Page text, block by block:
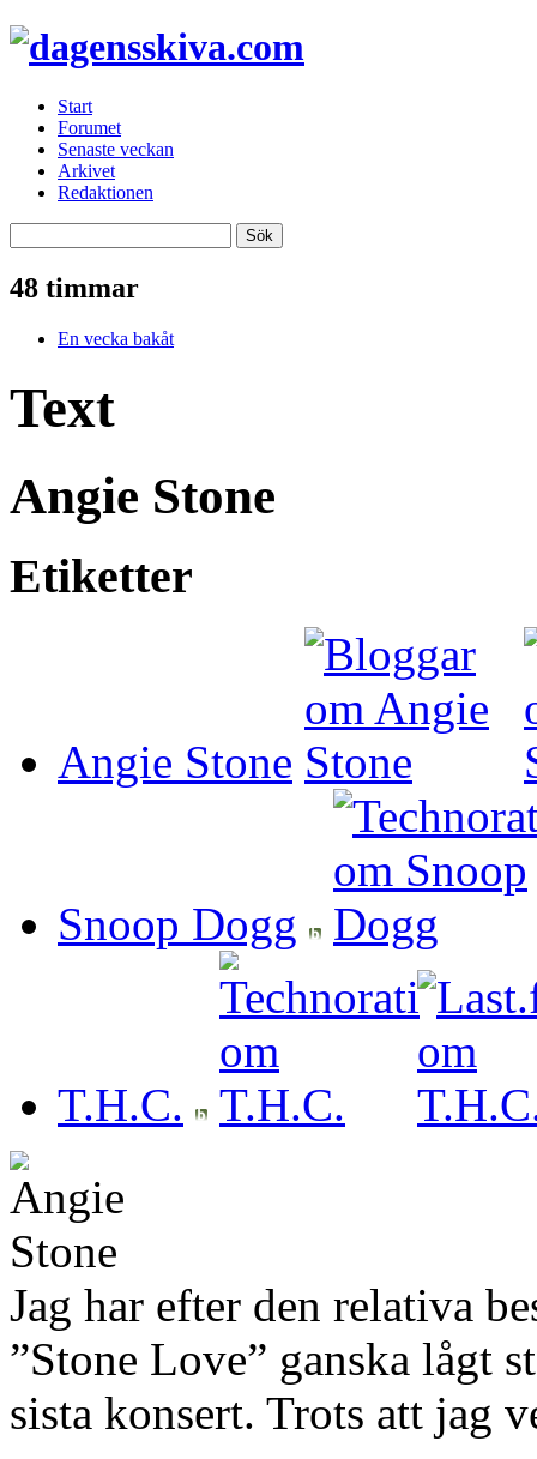
Start
Forumet
Senaste veckan
Arkivet
Redaktionen
48 timmar
En vecka bakåt
Text
Angie Stone
Etiketter
Angie Stone
Snoop Dogg
T.H.C.
Jag har efter den relativa
”Stone Love” ganska lågt
sista konsert. Trots att jag